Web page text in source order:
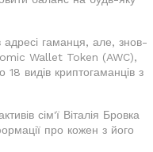
гаманця, але, знов-
Wallet Token (AWC),
видів криптогаманців з
сім'ї Віталія Бровка
про кожен з його